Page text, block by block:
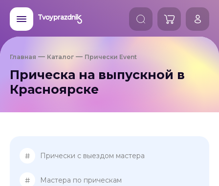
Главная Каталог Прически Event
Прическа на выпускной в
Красноярске
# Прически с выездом мастера
# Мастера по прическам